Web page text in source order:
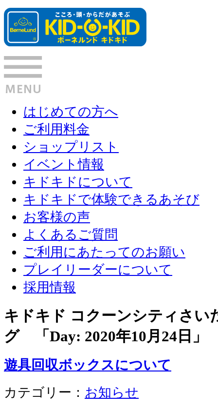
はじめての方へ
ご利用料金
ショップリスト
イベント情報
キドキドについて
キドキドで体験できるあそび
お客様の声
よくあるご質問
ご利用にあたってのお願い
プレイリーダーについて
採用情報
キドキド コクーンシティさい
グ 「Day: 2020年10月24日 」
遊具回収ボックスについて
カテゴリー： お知らせ